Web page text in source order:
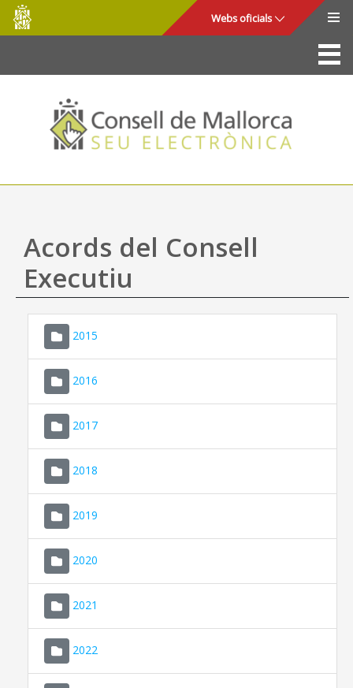
Salta al contingut principal
Consell
de
Mallorca
Webs oficials
La Seu
Consell de Mallorca
Accés i seguretat
Utilitats
Ajuda
Acords del Consell
Executiu
2015
2016
2017
2018
2019
2020
2021
2022